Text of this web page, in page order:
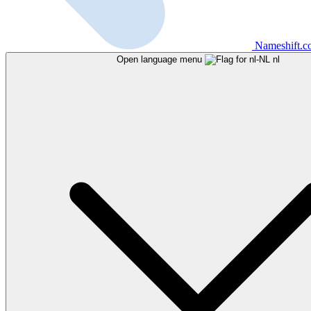
Open language menu nl